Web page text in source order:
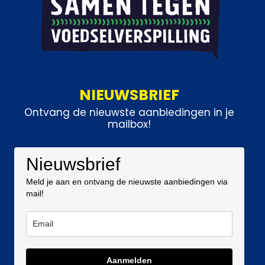
NIEUWSBRIEF
Ontvang de nieuwste aanbiedingen in je
mailbox!
Nieuwsbrief
Meld je aan en ontvang de nieuwste aanbiedingen via
mail!
Aanmelden